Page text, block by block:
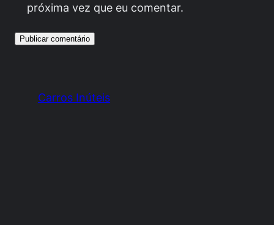
próxima vez que eu comentar.
Carros Inúteis